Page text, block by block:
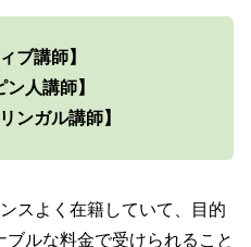
ブ講師】
ン人講師】
ンガル講師】
スよく在籍していて、目的
ルな料金で受けられること